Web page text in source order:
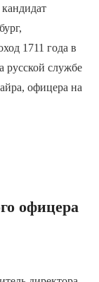
1711 года в
русской службе
офицера на
офицера